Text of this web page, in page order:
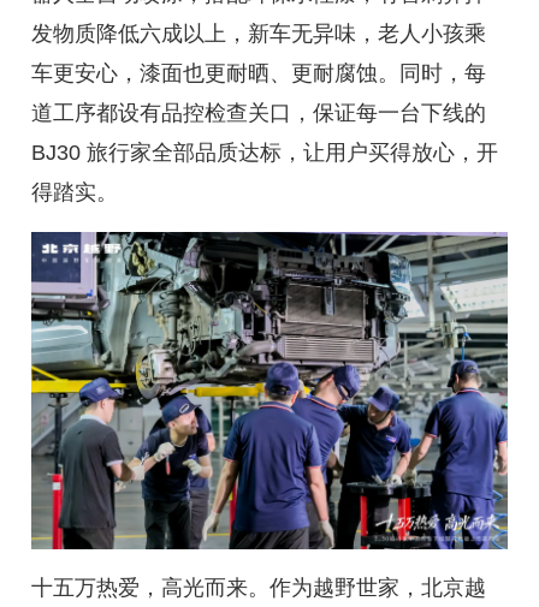
发物质降低六成以上，新车无异味，老人小孩乘
车更安心，漆面也更耐晒、更耐腐蚀。同时，每
道工序都设有品控检查关口，保证每一台下线的
BJ30 旅行家全部品质达标，让用户买得放心，开
得踏实。
十五万热爱，高光而来。作为越野世家，北京越